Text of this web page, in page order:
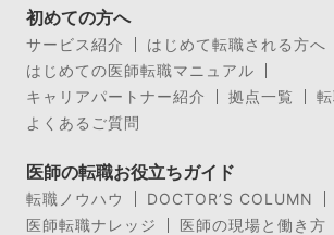
初めての方へ
サービス紹介
はじめて転職される方へ
はじめての医師転職マニュアル
キャリアパートナー紹介
拠点一覧
よくあるご質問
医師の転職お役立ちガイド
転職ノウハウ
DOCTOR’S COLUMN
医師転職ナレッジ
医師の現場と働き方